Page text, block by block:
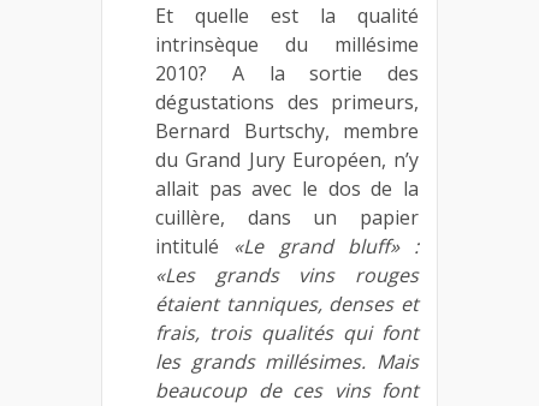
Et quelle est la qualité
intrinsèque du millésime
2010? A la sortie des
dégustations des primeurs,
Bernard Burtschy, membre
du Grand Jury Européen, n’y
allait pas avec le dos de la
cuillère, dans un papier
intitulé «Le grand bluff» :
«Les grands vins rouges
étaient tanniques, denses et
frais, trois qualités qui font
les grands millésimes. Mais
beaucoup de ces vins font